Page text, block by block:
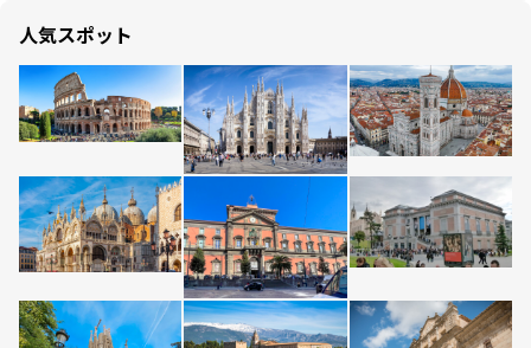
人気スポット